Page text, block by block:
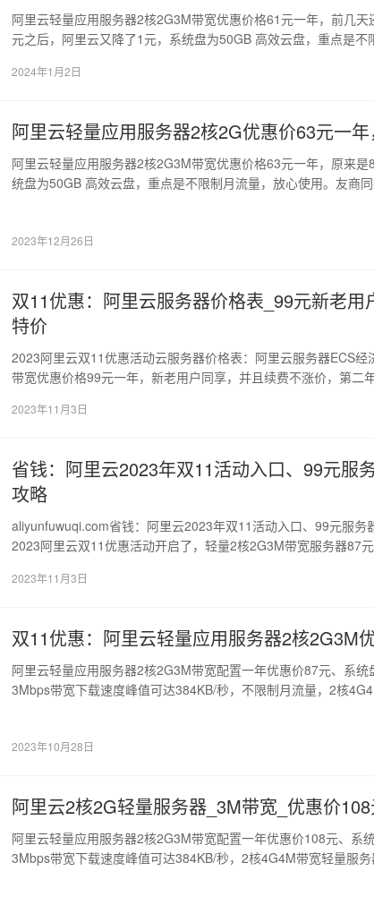
阿里云轻量应用服务器2核2G3M带宽优惠价格61元一年，前几
元之后，阿里云又降了1元，系统盘为50GB 高效云盘，重点是不
2024年1月2日
阿里云轻量应用服务器2核2G优惠价63元一年
阿里云轻量应用服务器2核2G3M带宽优惠价格63元一年，原来
统盘为50GB 高效云盘，重点是不限制月流量，放心使用。友商
2023年12月26日
双11优惠：阿里云服务器价格表_99元新老用
特价
2023阿里云双11优惠活动云服务器价格表：阿里云服务器ECS经
带宽优惠价格99元一年，新老用户同享，并且续费不涨价，第二
2023年11月3日
省钱：阿里云2023年双11活动入口、99元服
攻略
aliyunfuwuqi.com省钱：阿里云2023年双11活动入口、99元服务
2023阿里云双11优惠活动开启了，轻量2核2G3M带宽服务器87
2023年11月3日
双11优惠：阿里云轻量应用服务器2核2G3M
阿里云轻量应用服务器2核2G3M带宽配置一年优惠价87元、系统
3Mbps带宽下载速度峰值可达384KB/秒，不限制月流量，2核
2023年10月28日
阿里云2核2G轻量服务器_3M带宽_优惠价
阿里云轻量应用服务器2核2G3M带宽配置一年优惠价108元、系
3Mbps带宽下载速度峰值可达384KB/秒，2核4G4M带宽轻量服